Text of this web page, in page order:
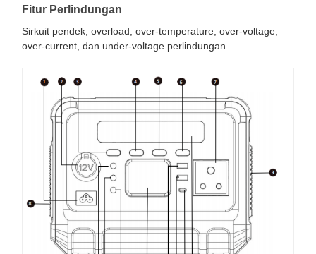
Fitur Perlindungan
Sirkuit pendek, overload, over-temperature, over-voltage,
over-current, dan under-voltage perlindungan.